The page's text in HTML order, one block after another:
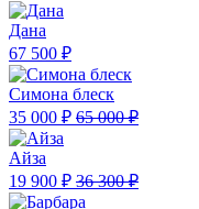
Дана
67 500 ₽
Симона блеск
35 000 ₽ 65 000 ₽
Айза
19 900 ₽ 36 300 ₽